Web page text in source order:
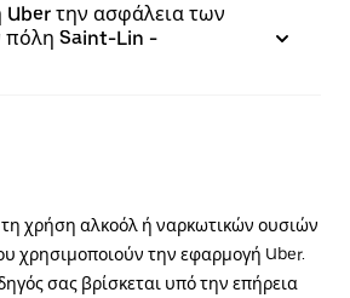
Uber την ασφάλεια των
πόλη Saint-Lin -
τη χρήση αλκοόλ ή ναρκωτικών ουσιών
χρησιμοποιούν την εφαρμογή Uber.
σας βρίσκεται υπό την επήρεια